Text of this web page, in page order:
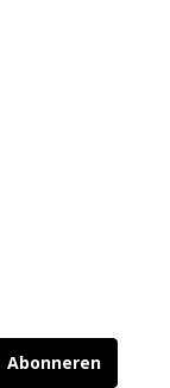
Abonneren